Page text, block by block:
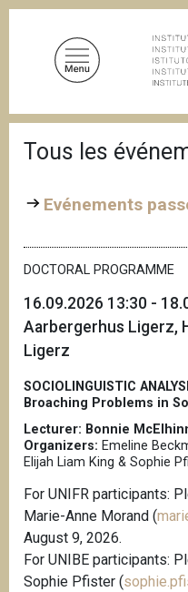
i
l
'
A
i
a
n
e
Tous les
Evénements
DOCTORAL PROGRAMME
16.09.2026 13:30 -
Aarbergerhus Ligerz,
Ligerz
SOCIOLINGUISTIC
Broaching Problems in
Lecturer: Bonnie
Organizers: Emeline
Elijah Liam King & Sophie
For UNIFR participants:
Marie-Anne Morand (
August 9, 2026.
For UNIBE participants:
Sophie Pfister (